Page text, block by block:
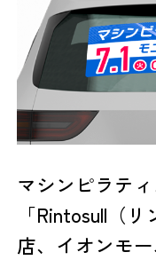
マシンピラテ
「Rintosull（
店、イオンモ